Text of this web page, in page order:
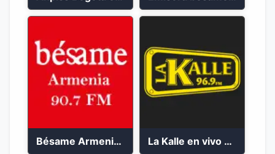
Bésame Armenia en vivo 2023 La Kalle en vivo 2023